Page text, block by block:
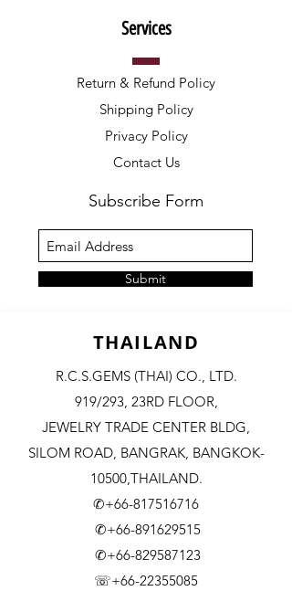
Services
Return & Refund Policy
Shipping Policy
Privacy Policy
Contact Us
Subscribe Form
Submit
THAILAND
R.C.S.GEMS (THAI) CO., LTD.
919/293, 23RD FLOOR,
JEWELRY TRADE CENTER BLDG,
SILOM ROAD, BANGRAK, BANGKOK-
10500,THAILAND.
✆+66-817516716
✆+66-891629515
✆+66-829587123
☏+66-22355085